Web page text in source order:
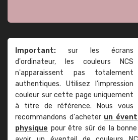
Important: sur les écrans
d'ordinateur, les couleurs NCS
n'apparaissent pas totalement
authentiques. Utilisez l'impression
couleur sur cette page uniquement
à titre de référence. Nous vous
recommandons d'acheter un
physique pour être sûr de la